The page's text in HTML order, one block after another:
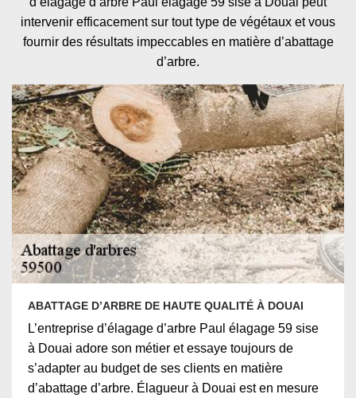
intervenir efficacement sur tout type de végétaux et vous
fournir des résultats impeccables en matière d’abattage
d’arbre.
ABATTAGE D’ARBRE DE HAUTE QUALITÉ À DOUAI
L’entreprise d’élagage d’arbre Paul élagage 59 sise
à Douai adore son métier et essaye toujours de
s’adapter au budget de ses clients en matière
d’abattage d’arbre. Élagueur à Douai est en mesure